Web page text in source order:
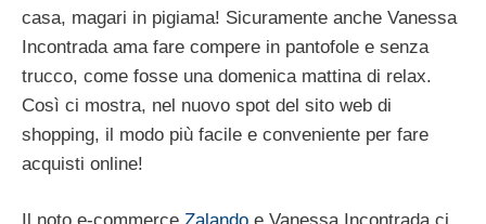
casa, magari in pigiama! Sicuramente anche Vanessa
Incontrada ama fare compere in pantofole e senza
trucco, come fosse una domenica mattina di relax.
Così ci mostra, nel nuovo spot del sito web di
shopping, il modo più facile e conveniente per fare
acquisti online!